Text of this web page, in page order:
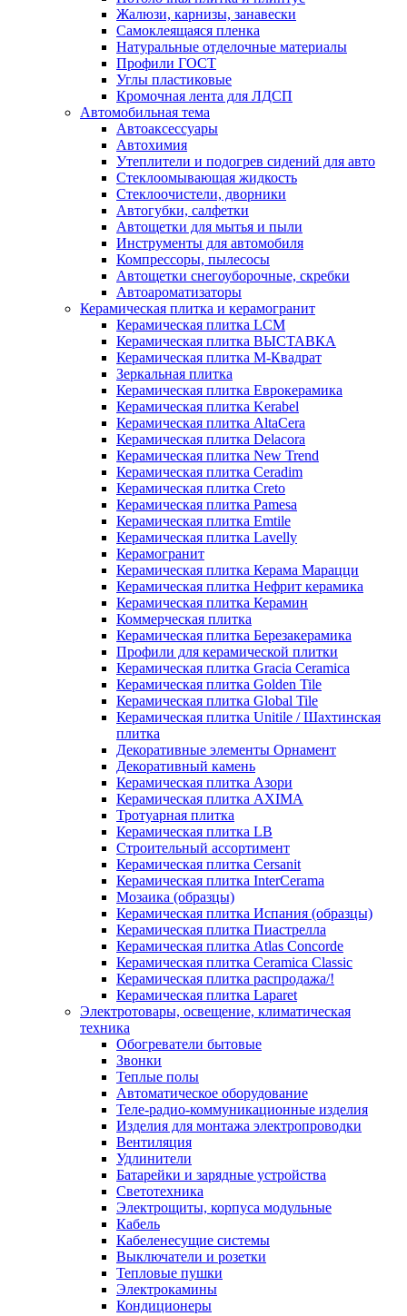
Жалюзи, карнизы, занавески
Самоклеящаяся пленка
Натуральные отделочные материалы
Профили ГОСТ
Углы пластиковые
Кромочная лента для ЛДСП
Автомобильная тема
Автоаксессуары
Автохимия
Утеплители и подогрев сидений для авто
Стеклоомывающая жидкость
Стеклоочистели, дворники
Автогубки, салфетки
Автощетки для мытья и пыли
Инструменты для автомобиля
Компрессоры, пылесосы
Автощетки снегоуборочные, скребки
Автоароматизаторы
Керамическая плитка и керамогранит
Керамическая плитка LCM
Керамическая плитка ВЫСТАВКА
Керамическая плитка М-Квадрат
Зеркальная плитка
Керамическая плитка Еврокерамика
Керамическая плитка Kerabel
Керамическая плитка AltaCera
Керамическая плитка Delacora
Керамическая плитка New Trend
Керамическая плитка Ceradim
Керамическая плитка Creto
Керамическая плитка Pamesa
Керамическая плитка Emtile
Керамическая плитка Lavelly
Керамогранит
Керамическая плитка Керама Марацци
Керамическая плитка Нефрит керамика
Керамическая плитка Керамин
Коммерческая плитка
Керамическая плитка Березакерамика
Профили для керамической плитки
Керамическая плитка Gracia Ceramica
Керамическая плитка Golden Tile
Керамическая плитка Global Tile
Керамическая плитка Unitile / Шахтинская
плитка
Декоративные элементы Орнамент
Декоративный камень
Керамическая плитка Азори
Керамическая плитка AXIMA
Тротуарная плитка
Керамическая плитка LB
Строительный ассортимент
Керамическая плитка Cersanit
Керамическая плитка InterCerama
Мозаика (образцы)
Керамическая плитка Испания (образцы)
Керамическая плитка Пиастрелла
Керамическая плитка Atlas Concorde
Керамическая плитка Ceramica Classic
Керамическая плитка распродажа/!
Керамическая плитка Laparet
Электротовары, освещение, климатическая
техника
Обогреватели бытовые
Звонки
Теплые полы
Автоматическое оборудование
Теле-радио-коммуникационные изделия
Изделия для монтажа электропроводки
Вентиляция
Удлинители
Батарейки и зарядные устройства
Светотехника
Электрощиты, корпуса модульные
Кабель
Кабеленесущие системы
Выключатели и розетки
Тепловые пушки
Электрокамины
Кондиционеры